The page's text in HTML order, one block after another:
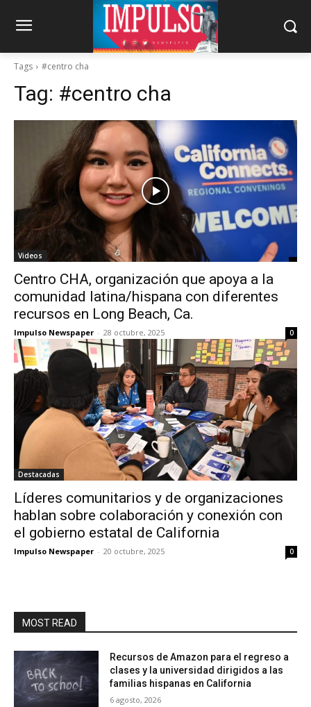
Tags #centro cha
Tag: #centro cha
Videos
Centro CHA, organización que apoya a la
comunidad latina/hispana con diferentes
recursos en Long Beach, Ca.
Impulso Newspaper - 28 octubre, 2025 0
Destacadas
Líderes comunitarios y de organizaciones
hablan sobre colaboración y conexión con
el gobierno estatal de California
Impulso Newspaper - 20 octubre, 2025 0
MOST READ
Recursos de Amazon para el regreso a
clases y la universidad dirigidos a las
familias hispanas en California
6 agosto, 2026